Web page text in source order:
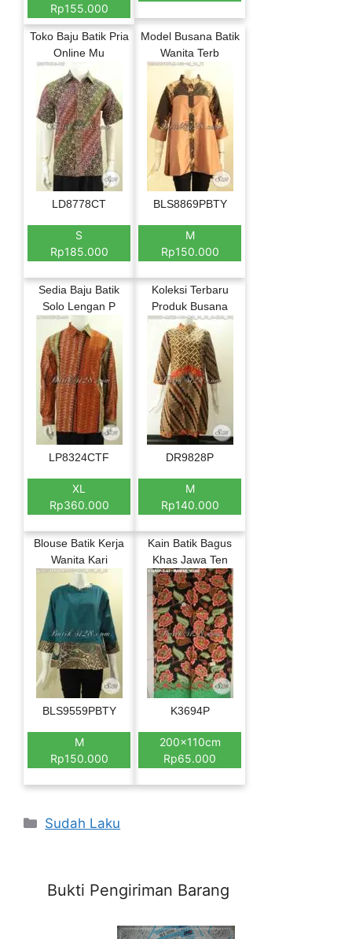
Rp155.000
Toko Baju Batik Pria
Online Mu
LD8778CT
S
Rp185.000
Model Busana Batik
Wanita Terb
BLS8869PBTY
M
Rp150.000
Sedia Baju Batik
Solo Lengan P
LP8324CTF
XL
Rp360.000
Koleksi Terbaru
Produk Busana
DR9828P
M
Rp140.000
Blouse Batik Kerja
Wanita Kari
BLS9559PBTY
M
Rp150.000
Kain Batik Bagus
Khas Jawa Ten
K3694P
200x110cm
Rp65.000
Categories
Sudah Laku
Bukti Pengiriman Barang